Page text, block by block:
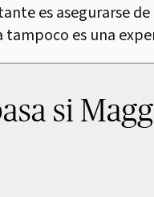
es asegurarse
tampoco es una
si